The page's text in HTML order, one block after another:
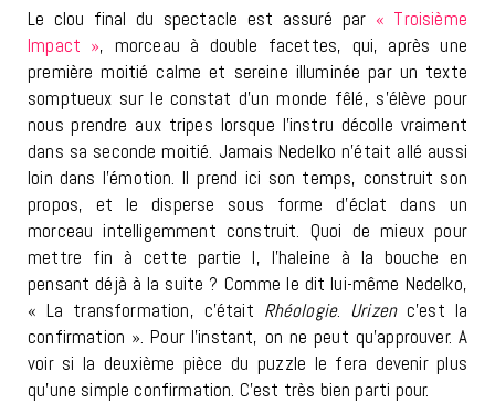
Le clou final du spectacle est assuré par « Troisième
Impact », morceau à double facettes, qui, après une
première moitié calme et sereine illuminée par un texte
somptueux sur le constat d’un monde fêlé, s’élève pour
nous prendre aux tripes lorsque l’instru décolle vraiment
dans sa seconde moitié. Jamais Nedelko n’était allé aussi
loin dans l’émotion. Il prend ici son temps, construit son
propos, et le disperse sous forme d’éclat dans un
morceau intelligemment construit. Quoi de mieux pour
mettre fin à cette partie I, l’haleine à la bouche en
pensant déjà à la suite ? Comme le dit lui-même Nedelko,
« La transformation, c’était Rhéologie. Urizenc’est la
confirmation ». Pour l’instant, on ne peut qu’approuver. A
voir si la deuxième pièce du puzzle le fera devenir plus
qu’une simple confirmation. C’est très bien parti pour.